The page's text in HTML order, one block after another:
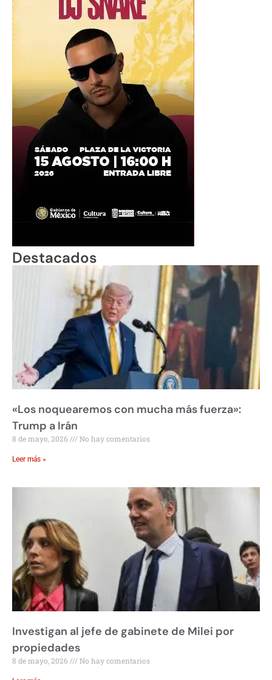
Destacados
«Los noquearemos con mucha más fuerza»:
Trump a Irán
8 de mayo, 2026 No hay comentarios
Leer más »
Investigan al jefe de gabinete de Milei por
propiedades
8 de mayo, 2026 No hay comentarios